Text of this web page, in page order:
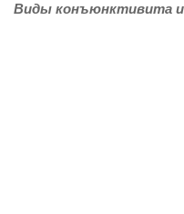
Виды конъюнктивита и